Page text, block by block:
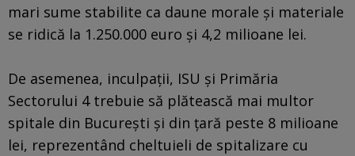
mari sume stabilite ca daune morale şi materiale
se ridică la 1.250.000 euro şi 4,2 milioane lei.
De asemenea, inculpaţii, ISU şi Primăria
Sectorului 4 trebuie să plătească mai multor
spitale din Bucureşti şi din ţară peste 8 milioane
lei, reprezentând cheltuieli de spitalizare cu